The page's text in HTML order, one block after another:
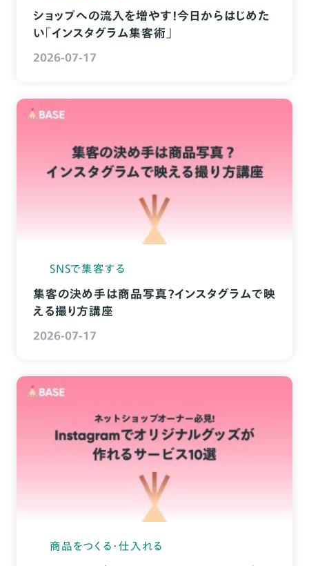
ショップへの流入を増やす！今日からはじめた
い「インスタグラム集客術」
2026-07-17
SNSで集客する
集客の決め手は商品写真？インスタグラムで映
える撮り方講座
2026-07-17
商品をつくる・仕入れる